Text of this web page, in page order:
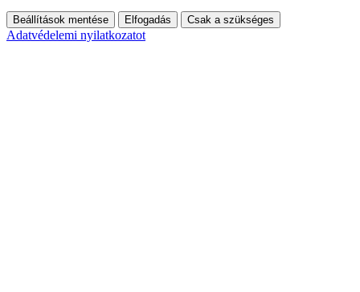
Beállítások mentése Elfogadás Csak a szükséges
Adatvédelemi nyilatkozatot